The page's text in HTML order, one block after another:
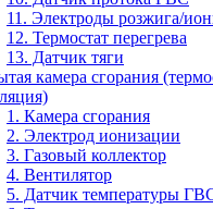
11. Электроды розжига/
12. Термостат перегрева
13. Датчик тяги
камера сгорания
1. Камера сгорания
2. Электрод ионизации
3. Газовый коллектор
4. Вентилятор
5. Датчик температуры